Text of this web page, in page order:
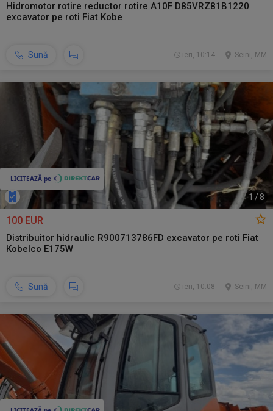
Hidromotor rotire reductor rotire A10F D85VRZ81B1220
excavator pe roti Fiat Kobe
Sună Seini, MM
ieri, 10:14
1 / 8
100 EUR
Distribuitor hidraulic R900713786FD excavator pe roti Fiat
Kobelco E175W
Sună Seini, MM
ieri, 10:08